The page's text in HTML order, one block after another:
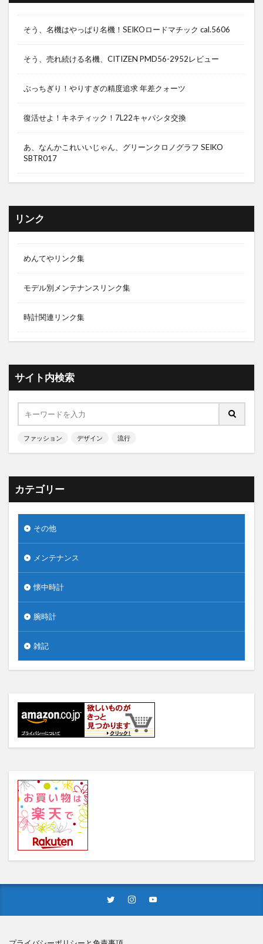
そう、名機はやっぱり名機！SEIKOロードマチック cal.5606
そう、売れ続ける名機、CITIZEN PMD56-2952レビュー
ぶっちぎり！やりすぎの精度追求 年差クォーツ
復活せよ！キネティック！7L22キャパシタ交換
あ、なんかこれいいじゃん、グリーンクロノグラフ SEIKO
SBTR017
リンク
めんてやリンク集
モデル別メンテナンスリンク集
時計関連リンク集
サイト内検索
ファッション デザイン 流行
カテゴリー
その他
メンテナンス
懐中時計
腕時計
雑記